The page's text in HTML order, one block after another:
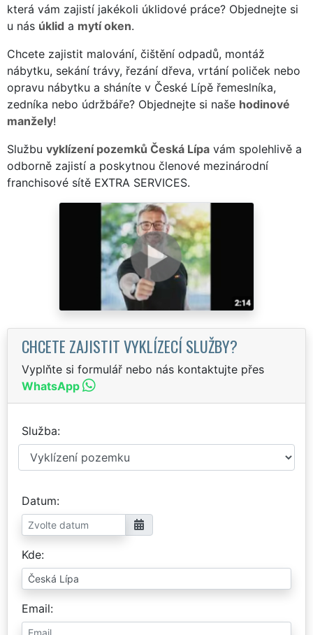
která vám zajistí jakékoli úklidové práce? Objednejte si
u nás úklid a mytí oken.
Chcete zajistit malování, čištění odpadů, montáž
nábytku, sekání trávy, řezání dřeva, vrtání poliček nebo
opravu nábytku a sháníte v České Lípě řemeslníka,
zedníka nebo údržbáře? Objednejte si naše hodinové
manžely!
Službu vyklízení pozemků Česká Lípa vám spolehlivě a
odborně zajistí a poskytnou členové mezinárodní
franchisové sítě EXTRA SERVICES.
CHCETE ZAJISTIT VYKLÍZECÍ SLUŽBY?
Vyplňte si formulář nebo nás kontaktujte přes
WhatsApp
Služba
Datum
Kde
Email